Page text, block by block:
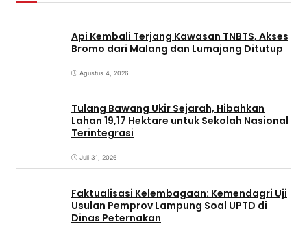
Api Kembali Terjang Kawasan TNBTS, Akses
Bromo dari Malang dan Lumajang Ditutup
Agustus 4, 2026
Tulang Bawang Ukir Sejarah, Hibahkan
Lahan 19,17 Hektare untuk Sekolah Nasional
Terintegrasi
Juli 31, 2026
Faktualisasi Kelembagaan: Kemendagri Uji
Usulan Pemprov Lampung Soal UPTD di
Dinas Peternakan